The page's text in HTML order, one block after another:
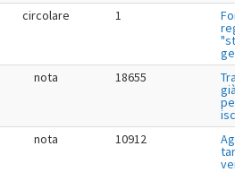
circolare 1
nota 18655
nota 10912